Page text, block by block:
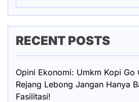
RECENT POSTS
Opini Ekonomi: Umkm Kopi Go
Rejang Lebong Jangan Hanya
Fasilitasi!